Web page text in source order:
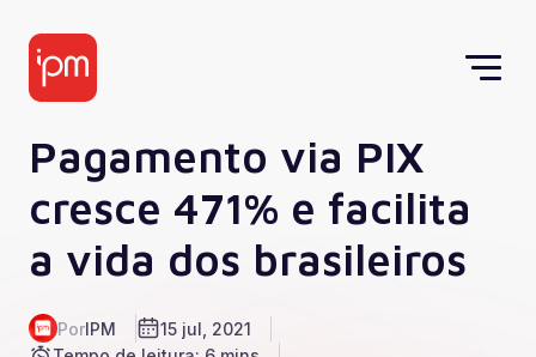
Pagamento via PIX
cresce 471% e facilita
a vida dos brasileiros
PorIPM
15 jul, 2021